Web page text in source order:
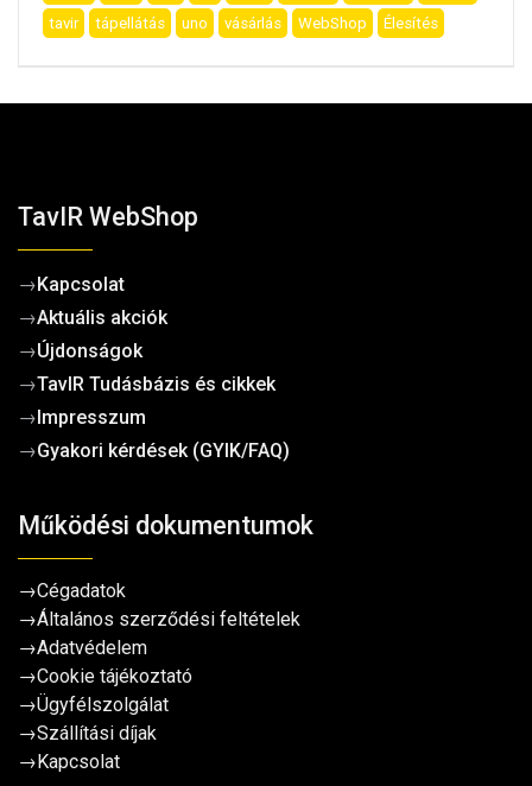
tavir
tápellátás uno vásárlás WebShop Élesítés
TavIR WebShop
→Kapcsolat
→Aktuális akciók
→Újdonságok
→TavIR Tudásbázis és cikkek
→Impresszum
→Gyakori kérdések (GYIK/FAQ)
Működési dokumentumok
→Cégadatok
→Általános szerződési feltételek
→Adatvédelem
→Cookie tájékoztató
→Ügyfélszolgálat
→Szállítási díjak
→Kapcsolat